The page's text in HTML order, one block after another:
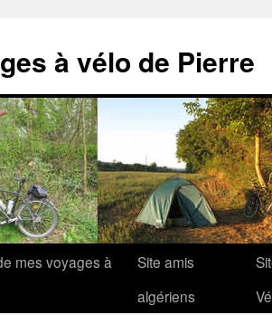
à vélo de Pierre
mes voyages à
Site amis
algériens